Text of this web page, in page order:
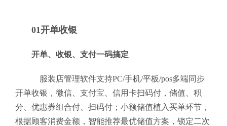
01开单收银
开单、收银、支付一码搞定
服装店管理软件支持PC/手机/平板/pos多端同步
开单收银，微信、支付宝、信用卡扫码付，储值、积
分、优惠券组合付、扫码付；小额储值植入买单环节，
根据顾客消费金额，智能推荐最优储值方案，锁定二次